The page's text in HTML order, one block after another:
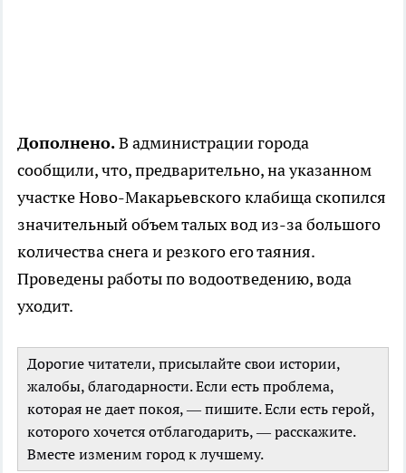
Дополнено.В администрации города
сообщили, что, предварительно, на указанном
участке Ново-Макарьевского клабища скопился
значительный объем талых вод из-за большого
количества снега и резкого его таяния.
Проведены работы по водоотведению, вода
уходит.
Дорогие читатели, присылайте свои истории,
жалобы, благодарности. Если есть проблема,
которая не дает покоя, — пишите. Если есть герой,
которого хочется отблагодарить, — расскажите.
Вместе изменим город к лучшему.